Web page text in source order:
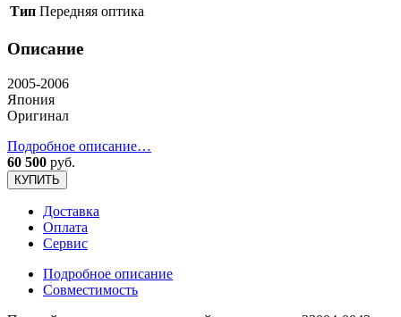
Тип Передняя оптика
Описание
2005-2006
Япония
Оригинал
Подробное описание…
60 500 руб.
КУПИТЬ
Доставка
Оплата
Сервис
Подробное описание
Совместимость